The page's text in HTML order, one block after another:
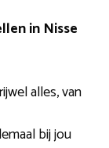
in Nisse
alles, van
bij jou